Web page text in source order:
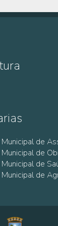
de
de
de
de